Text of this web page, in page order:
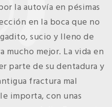
la autovía en pésimas
en la boca que no
sucio y lleno de
mucho mejor. La vida en
parte de su dentadura y
fractura mal
importa, con unas